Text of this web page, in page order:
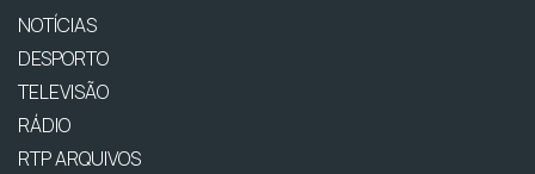
NOTÍCIAS
DESPORTO
TELEVISÃO
RÁDIO
RTP ARQUIVOS